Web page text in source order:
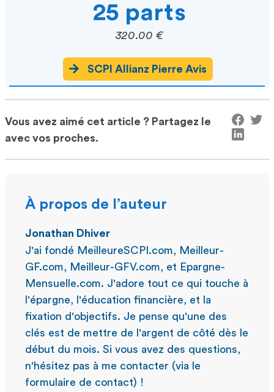
25 parts
320.00 €
SCPI Allianz Pierre Avis
Vous avez aimé cet article ? Partagez le
avec vos proches.
À propos de l’auteur
Jonathan Dhiver
J'ai fondé MeilleureSCPI.com, Meilleur-
GF.com, Meilleur-GFV.com, et Epargne-
Mensuelle.com. J'adore tout ce qui touche à
l'épargne, l'éducation financière, et la
fixation d'objectifs. Je pense qu'une des
clés est de mettre de l'argent de côté dès le
début du mois. Si vous avez des questions,
n'hésitez pas à me contacter (via le
formulaire de contact) !